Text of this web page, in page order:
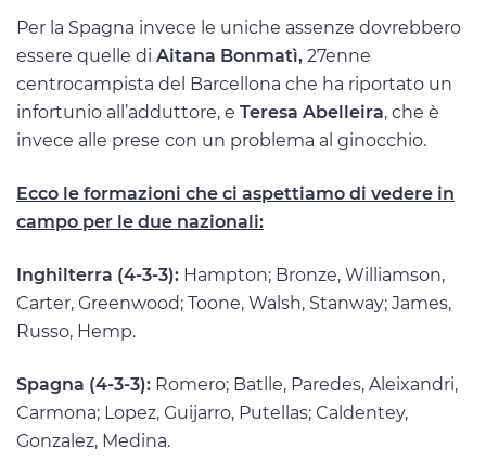
Per la Spagna invece le uniche assenze dovrebbero
essere quelle di Aitana Bonmatì, 27enne
centrocampista del Barcellona che ha riportato un
infortunio all’adduttore, e Teresa Abelleira, che è
invece alle prese con un problema al ginocchio.
Ecco le formazioni che ci aspettiamo di vedere in
campo per le due nazionali:
Inghilterra (4-3-3): Hampton; Bronze, Williamson,
Carter, Greenwood; Toone, Walsh, Stanway; James,
Russo, Hemp.
Spagna (4-3-3): Romero; Batlle, Paredes, Aleixandri,
Carmona; Lopez, Guijarro, Putellas; Caldentey,
Gonzalez, Medina.